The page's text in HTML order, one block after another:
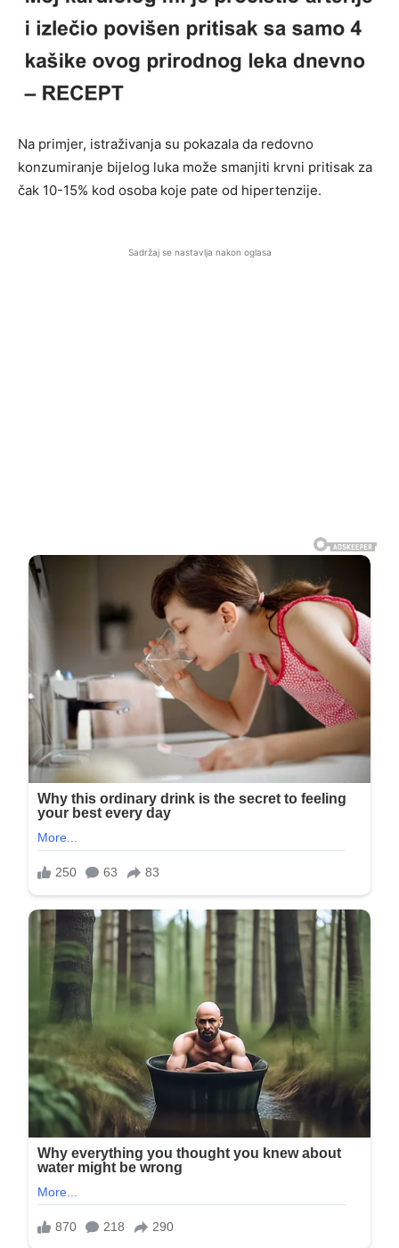
Na primjer, istraživanja su pokazala da redovno
konzumiranje bijelog luka može smanjiti krvni pritisak za
čak 10-15% kod osoba koje pate od hipertenzije.
Sadržaj se nastavlja nakon oglasa